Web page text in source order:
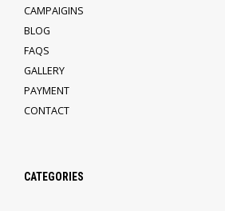
CAMPAIGINS
BLOG
FAQS
GALLERY
PAYMENT
CONTACT
CATEGORIES